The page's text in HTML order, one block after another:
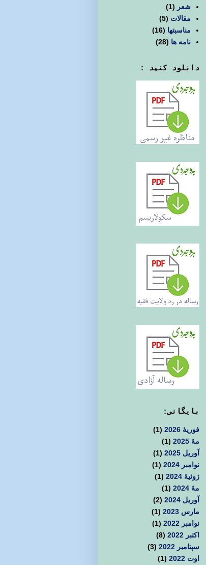
شعر (1)
مقالات (5)
مناسبتها (16)
نامه ها (28)
دانلود کنید :
بايگانی:
فوریهٔ 2026
(1)
مهٔ 2025
(1)
آوریل 2025
(1)
نوامبر 2024
(1)
ژوئیهٔ 2024
(1)
مهٔ 2024
(1)
آوریل 2024
(2)
مارس 2023
(1)
نوامبر 2022
(1)
اکتبر 2022
(8)
سپتامبر 2022
(3)
اوت 2022
(1)